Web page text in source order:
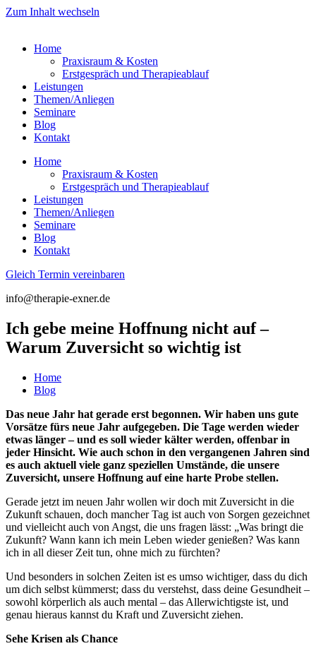
Zum Inhalt wechseln
Home
Praxisraum & Kosten
Erstgespräch und Therapieablauf
Leistungen
Themen/Anliegen
Seminare
Blog
Kontakt
Home
Praxisraum & Kosten
Erstgespräch und Therapieablauf
Leistungen
Themen/Anliegen
Seminare
Blog
Kontakt
Gleich Termin vereinbaren
info@therapie-exner.de
Ich gebe meine Hoffnung nicht auf –
Warum Zuversicht so wichtig ist
Home
Blog
Das neue Jahr hat gerade erst begonnen. Wir haben uns gute
Vorsätze fürs neue Jahr aufgegeben. Die Tage werden wieder
etwas länger – und es soll wieder kälter werden, offenbar in
jeder Hinsicht. Wie auch schon in den vergangenen Jahren sind
es auch aktuell viele ganz speziellen Umstände, die unsere
Zuversicht, unsere Hoffnung auf eine harte Probe stellen.
Gerade jetzt im neuen Jahr wollen wir doch mit Zuversicht in die
Zukunft schauen, doch mancher Tag ist auch von Sorgen gezeichnet
und vielleicht auch von Angst, die uns fragen lässt: „Was bringt die
Zukunft? Wann kann ich mein Leben wieder genießen? Was kann
ich in all dieser Zeit tun, ohne mich zu fürchten?
Und besonders in solchen Zeiten ist es umso wichtiger, dass du dich
um dich selbst kümmerst; dass du verstehst, dass deine Gesundheit –
sowohl körperlich als auch mental – das Allerwichtigste ist, und
genau hieraus kannst du Kraft und Zuversicht ziehen.
Sehe Krisen als Chance